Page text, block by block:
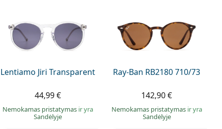
Lentiamo Jiri Transparent
44,99 €
Nemokamas pristatymas ir yra
Sandėlyje
Ray-Ban RB2180 710/73
142,90 €
Nemokamas pristatymas ir yra
Sandėlyje